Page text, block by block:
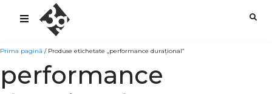
sold-out-button {{acf:sold_out}}
Prima pagină / Produse etichetate „performance durațional”
performance